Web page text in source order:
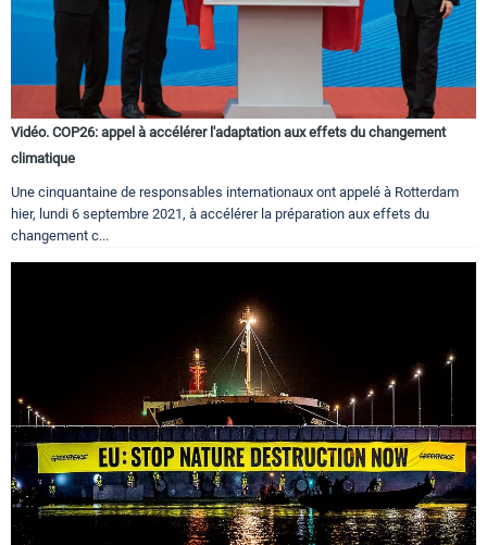
Vidéo. COP26: appel à accélérer l'adaptation aux effets du changement
climatique
Une cinquantaine de responsables internationaux ont appelé à Rotterdam
hier, lundi 6 septembre 2021, à accélérer la préparation aux effets du
changement c...